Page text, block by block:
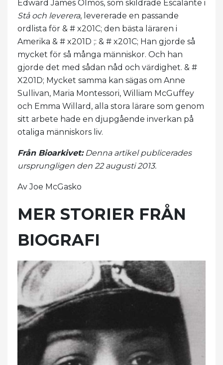
Edward James Olmos, som skildrade Escalante i
Stå och leverera, levererade en passande
ordlista för & # x201C; den bästa läraren i
Amerika & # x201D ;: & # x201C; Han gjorde så
mycket för så många människor. Och han
gjorde det med sådan nåd och värdighet. & #
X201D; Mycket samma kan sägas om Anne
Sullivan, Maria Montessori, William McGuffey
och Emma Willard, alla stora lärare som genom
sitt arbete hade en djupgående inverkan på
otaliga människors liv.
Från Bioarkivet:Denna artikel publicerades
ursprungligen den 22 augusti 2013.
Av Joe McGasko
MER STORIER FRÅN
BIOGRAFI